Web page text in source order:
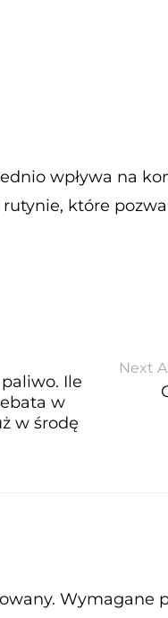
wpływa na
które
Ile
w
w środę
Next
Wymagane